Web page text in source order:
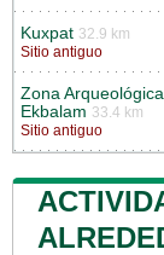
Kuxpat 32.9 km
Sitio antiguo
Zona Arqueológica
Ekbalam 33.4 km
Sitio antiguo